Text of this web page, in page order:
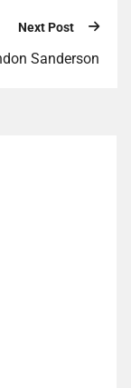
Next Post
Sanderson